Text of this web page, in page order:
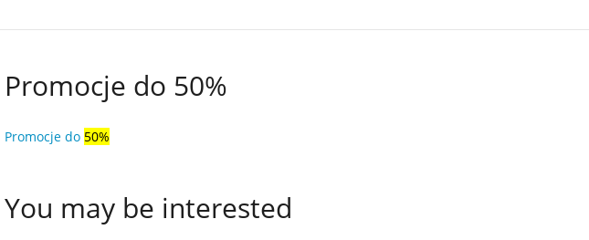
Promocje do 50%
Promocje do 50%
You may be interested